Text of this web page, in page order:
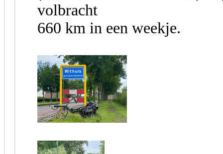
volbracht
660 km in een weekje.